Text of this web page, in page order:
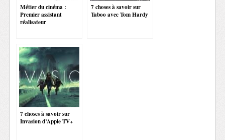
Métier du cinéma :
Premier assistant
réalisateur
7 choses à savoir sur
Taboo avec Tom Hardy
7 choses à savoir sur
Invasion d’Apple TV+